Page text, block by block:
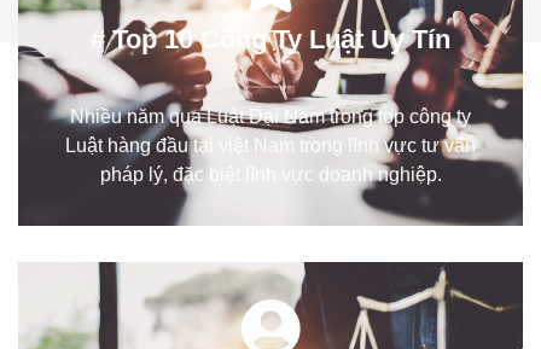
# Top 10 Công Ty Luật Uy Tín
Nhiều năm qua Luật Đại Nam trong top công ty
Luật hàng đầu tại việt Nam trong lĩnh vực tư vấn
pháp lý, đặc biệt lĩnh vực doanh nghiệp.